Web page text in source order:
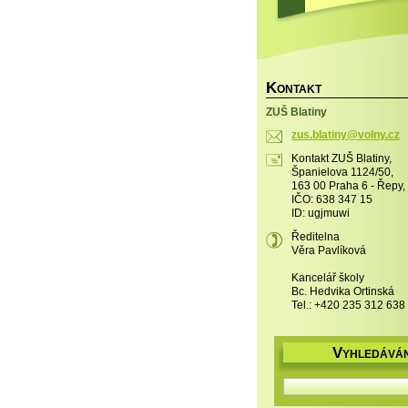
KONTAKT
ZUŠ Blatiny
zus.blatiny@volny.cz
Kontakt ZUŠ Blatiny,
Španielova 1124/50,
163 00 Praha 6 - Řepy,
IČO: 638 347 15
ID: ugjmuwi
Ředitelna
Věra Pavlíková
Kancelář školy
Bc. Hedvika Ortinská
Tel.: +420 235 312 638
V